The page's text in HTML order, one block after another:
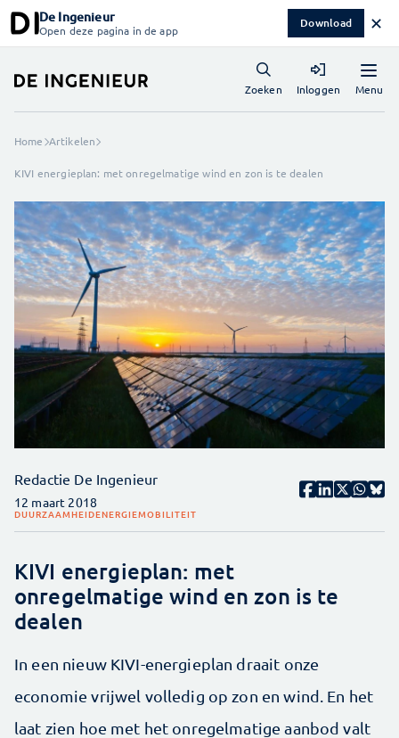
De Ingenieur
Open deze pagina in de app Download ✕
Menu
Zoeken Inloggen
Home Artikelen
KIVI energieplan: met onregelmatige wind en zon is te dealen
Redactie De Ingenieur
12 maart 2018
DUURZAAMHEIDENERGIEMOBILITEIT
KIVI energieplan: met
onregelmatige wind en zon is te
dealen
In een nieuw KIVI-energieplan draait onze
economie vrijwel volledig op zon en wind. En het
laat zien hoe met het onregelmatige aanbod valt